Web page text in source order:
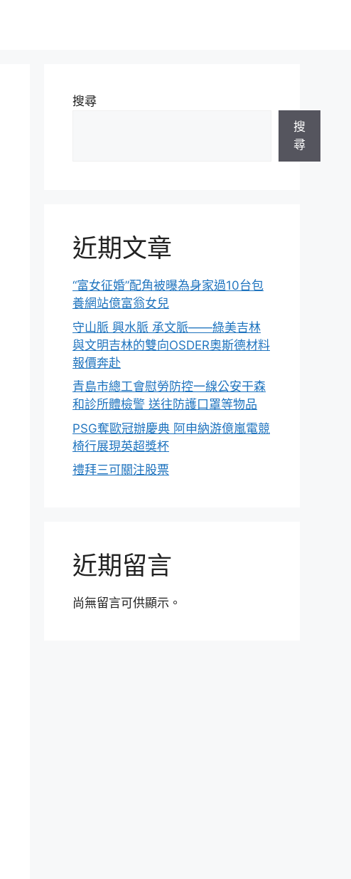
搜尋
搜
尋
近期文章
“富女征婚”配角被曝為身家過10台包
養網站億富翁女兒
守山脈 興水脈 承文脈——綠美吉林
與文明吉林的雙向OSDER奧斯德材料
報價奔赴
青島市總工會慰勞防控一線公安干森
和診所體檢警 送往防護口罩等物品
PSG奪歐冠辦慶典 阿申納游億嵐電競
椅行展現英超獎杯
禮拜三可關注股票
近期留言
尚無留言可供顯示。